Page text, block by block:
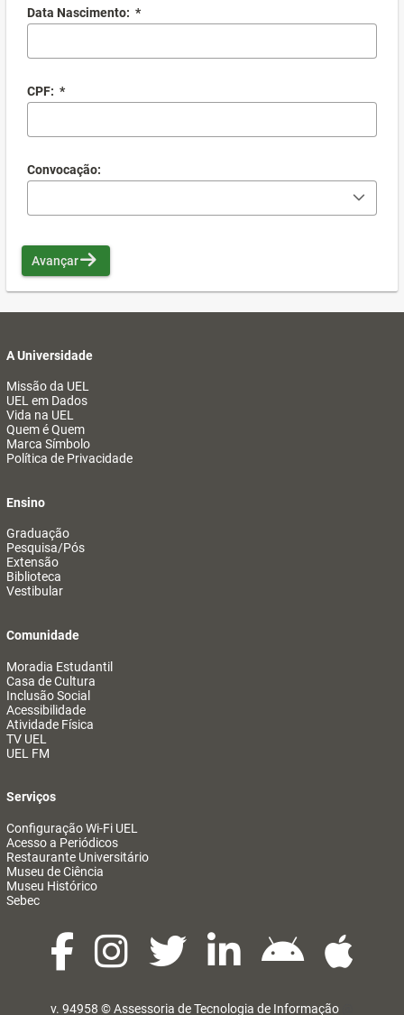
Data Nascimento: *
CPF: *
Convocação:
Avançar
A Universidade
Missão da UEL
UEL em Dados
Vida na UEL
Quem é Quem
Marca Símbolo
Política de Privacidade
Ensino
Graduação
Pesquisa/Pós
Extensão
Biblioteca
Vestibular
Comunidade
Moradia Estudantil
Casa de Cultura
Inclusão Social
Acessibilidade
Atividade Física
TV UEL
UEL FM
Serviços
Configuração Wi-Fi UEL
Acesso a Periódicos
Restaurante Universitário
Museu de Ciência
Museu Histórico
Sebec
v. 94958 ©Assessoria de Tecnologia de Informação